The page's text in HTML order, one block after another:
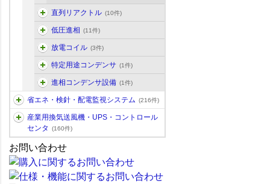
直列リアクトル (10件)
低圧進相 (11件)
放電コイル (3件)
特定用途コンデンサ (1件)
進相コンデンサ設備 (1件)
省エネ・検針・配電監視システム (216件)
産業用換気送風機・UPS・コントロール
センタ
(160件)
お問い合わせ